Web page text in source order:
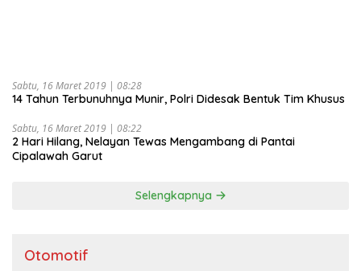
Sabtu, 16 Maret 2019 | 08:28
14 Tahun Terbunuhnya Munir, Polri Didesak Bentuk Tim Khusus
Sabtu, 16 Maret 2019 | 08:22
2 Hari Hilang, Nelayan Tewas Mengambang di Pantai
Cipalawah Garut
Selengkapnya
Otomotif